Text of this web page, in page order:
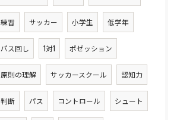
練習 サッカー 小学生 低学年
パス回し 1対1 ポゼッション
原則の理解 サッカースクール 認知力
判断 パス コントロール シュート